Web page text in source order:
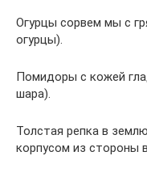
Огурцы сорвем мы с
огурцы).
Помидоры с кожей
шара).
Толстая репка в
корпусом из стороны